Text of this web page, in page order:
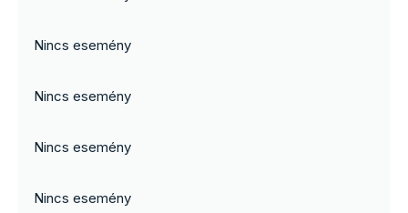
Nincs esemény
Nincs esemény
Nincs esemény
Nincs esemény